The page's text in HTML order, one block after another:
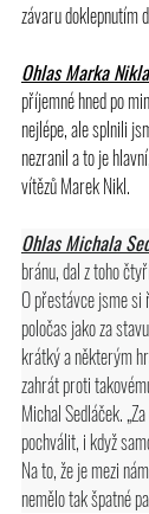
závaru doklepnutím
Ohlas Marka
příjemné hned po
nejlépe, ale splnili
nezranil a to je
vítězů Marek Nikl.
Ohlas Michala
bránu, dal z toho
O přestávce jsme
poločas jako za
krátký a některým
zahrát proti
Michal Sedláček.
pochválit, i když
Na to, že je mezi
nemělo tak špatné